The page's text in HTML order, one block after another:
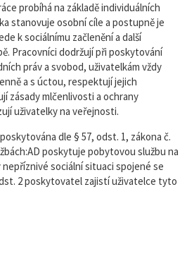
probíhá na základě individuálních
stanovuje osobní cíle a postupně je
k sociálnímu začlenění a další
Pracovníci dodržují při poskytování
práv a svobod, uživatelkám vždy
a s úctou, respektují jejich
zásady mlčenlivosti a ochrany
uživatelky na veřejnosti.
dle § 57, odst. 1, zákona č.
poskytuje pobytovou službu na
sociální situaci spojené se
2 poskytovatel zajistí uživatelce tyto